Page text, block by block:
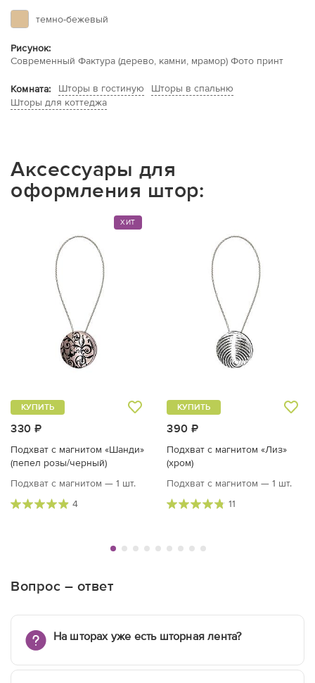
темно-бежевый
Рисунок:
Современный Фактура (дерево, камни, мрамор) Фото принт
Комната: Шторы в гостиную
Шторы в спальню
Шторы для коттеджа
Аксессуары для
оформления штор:
ХИТ
330 ₽
КУПИТЬ
Подхват с магнитом «Шанди»
(пепел розы/черный)
Подхват с магнитом — 1 шт.
4
390 ₽
КУПИТЬ
Подхват с магнитом «Лиз»
(хром)
Подхват с магнитом — 1 шт.
11
Вопрос – ответ
На шторах уже есть шторная лента?